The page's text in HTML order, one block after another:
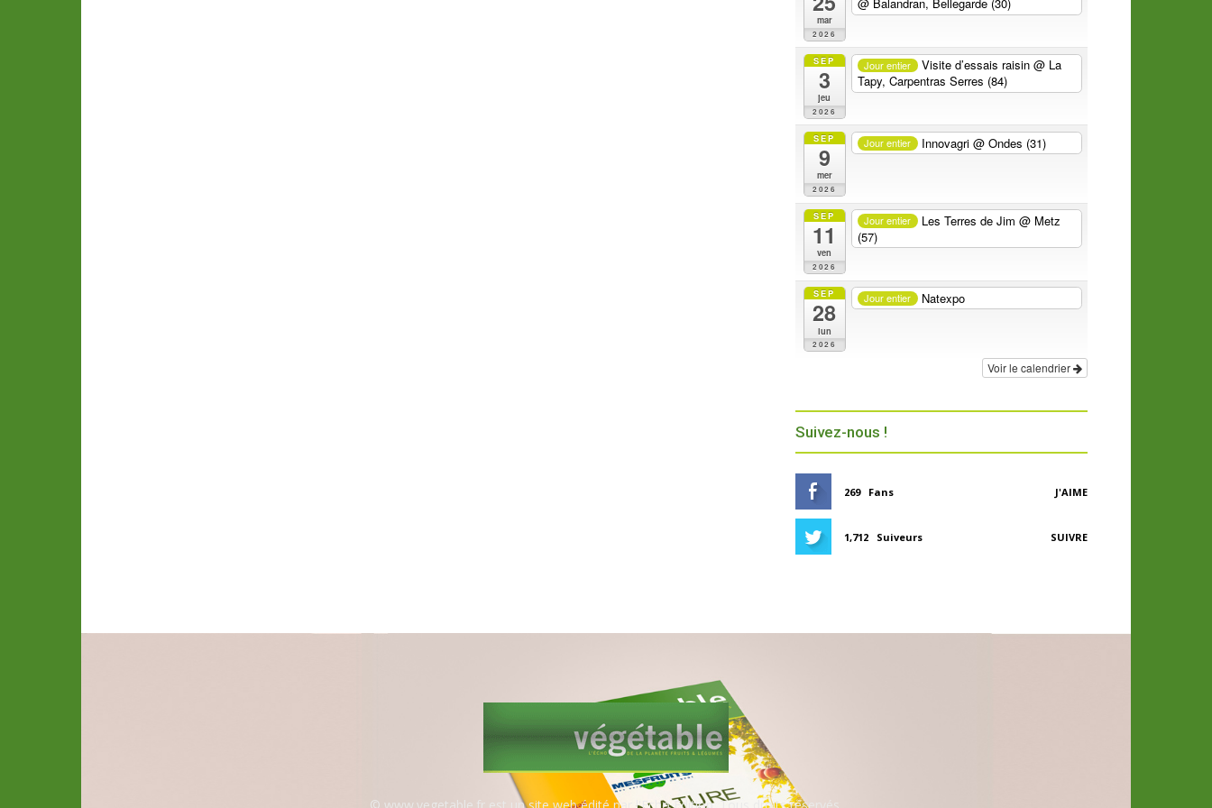
mar
2026
SEP
3
jeu
2026
Jour entier Visite d’essais raisin@ La
Tapy, Carpentras Serres (84)
SEP
9
mer
2026
Jour entier Innovagri@ Ondes (31)
SEP
11
ven
2026
Jour entier Les Terres de Jim@ Metz
(57)
SEP
28
lun
2026
Jour entier Natexpo
Voir le calendrier
Suivez-nous !
269 Fans J'AIME
1,712 Suiveurs SUIVRE